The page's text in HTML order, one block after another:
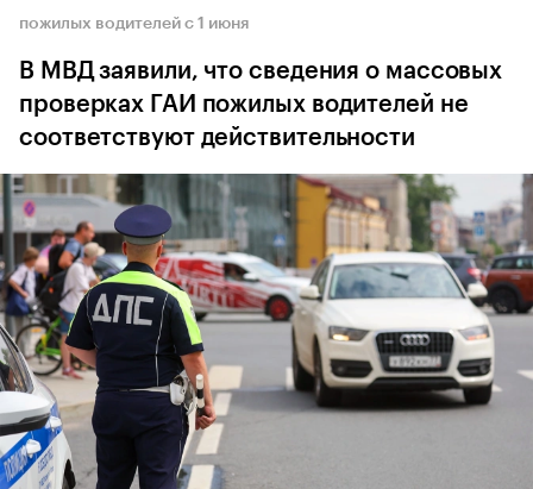
пожилых водителей с 1 июня
В МВД заявили, что сведения о массовых
проверках ГАИ пожилых водителей не
соответствуют действительности